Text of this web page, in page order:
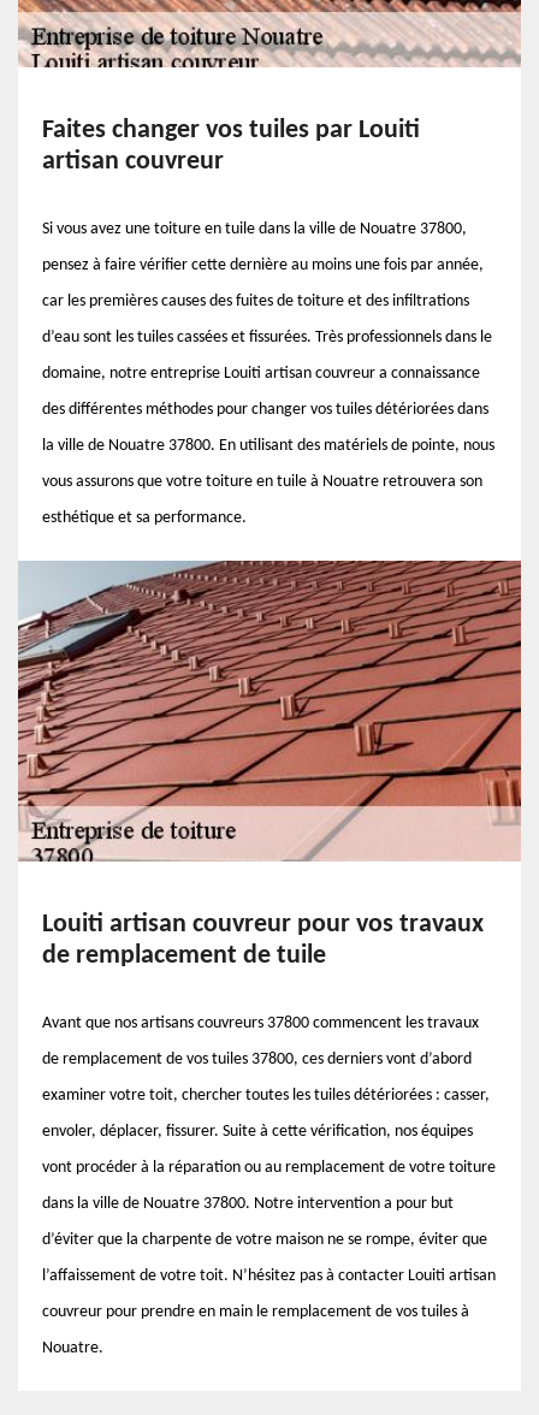
Faites changer vos tuiles par Louiti
artisan couvreur
Si vous avez une toiture en tuile dans la ville de Nouatre 37800,
pensez à faire vérifier cette dernière au moins une fois par année,
car les premières causes des fuites de toiture et des infiltrations
d’eau sont les tuiles cassées et fissurées. Très professionnels dans le
domaine, notre entreprise Louiti artisan couvreur a connaissance
des différentes méthodes pour changer vos tuiles détériorées dans
la ville de Nouatre 37800. En utilisant des matériels de pointe, nous
vous assurons que votre toiture en tuile à Nouatre retrouvera son
esthétique et sa performance.
Louiti artisan couvreur pour vos travaux
de remplacement de tuile
Avant que nos artisans couvreurs 37800 commencent les travaux
de remplacement de vos tuiles 37800, ces derniers vont d’abord
examiner votre toit, chercher toutes les tuiles détériorées : casser,
envoler, déplacer, fissurer. Suite à cette vérification, nos équipes
vont procéder à la réparation ou au remplacement de votre toiture
dans la ville de Nouatre 37800. Notre intervention a pour but
d’éviter que la charpente de votre maison ne se rompe, éviter que
l’affaissement de votre toit. N’hésitez pas à contacter Louiti artisan
couvreur pour prendre en main le remplacement de vos tuiles à
Nouatre.